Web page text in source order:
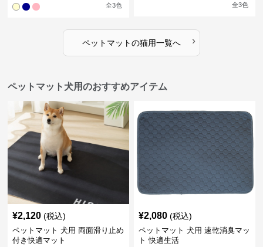
全3色 全3色
ペットマットの猫用一覧へ ›
ペットマット犬用のおすすめアイテム
¥2,120 (税込)
ペットマット 犬用 両面滑り止め
付き快適マット
¥2,080 (税込)
ペットマット 犬用 速乾消臭マッ
ト 快適生活